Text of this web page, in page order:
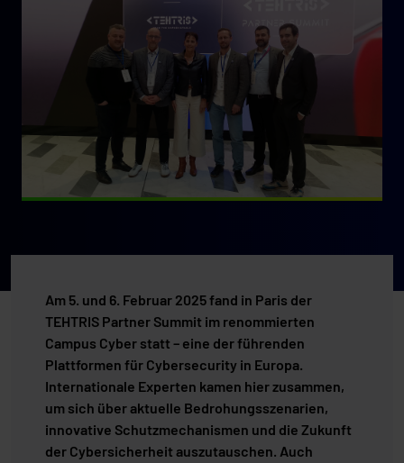
Am 5. und 6. Februar 2025 fand in Paris der
TEHTRIS Partner Summit im renommierten
Campus Cyber statt – eine der führenden
Plattformen für Cybersecurity in Europa.
Internationale Experten kamen hier zusammen,
um sich über aktuelle Bedrohungsszenarien,
innovative Schutzmechanismen und die Zukunft
der Cybersicherheit auszutauschen. Auch